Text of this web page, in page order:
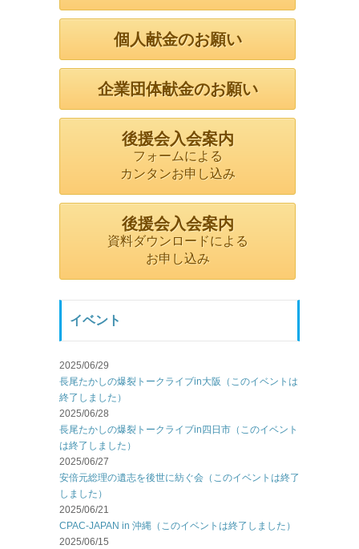
個人献金のお願い
企業団体献金のお願い
後援会入会案内
フォームによる
カンタンお申し込み
後援会入会案内
資料ダウンロードによる
お申し込み
イベント
2025/06/29
長尾たかしの爆裂トークライブin大阪（このイベントは
終了しました）
2025/06/28
長尾たかしの爆裂トークライブin四日市（このイベント
は終了しました）
2025/06/27
安倍元総理の遺志を後世に紡ぐ会（このイベントは終了
しました）
2025/06/21
CPAC-JAPAN in 沖縄（このイベントは終了しました）
2025/06/15